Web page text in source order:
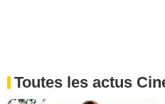
Toutes les actus